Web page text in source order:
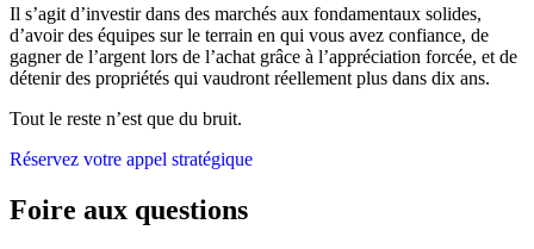
Il s’agit d’investir dans des marchés aux fondamentaux solides,
d’avoir des équipes sur le terrain en qui vous avez confiance, de
gagner de l’argent lors de l’achat grâce à l’appréciation forcée, et de
détenir des propriétés qui vaudront réellement plus dans dix ans.
Tout le reste n’est que du bruit.
Réservez votre appel stratégique
Foire aux questions